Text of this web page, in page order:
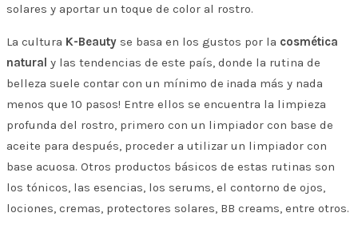
solares y aportar un toque de color al rostro.
La cultura K-Beauty se basa en los gustos por la cosmética
natural y las tendencias de este país, donde la rutina de
belleza suele contar con un mínimo de ¡nada más y nada
menos que 10 pasos! Entre ellos se encuentra la limpieza
profunda del rostro, primero con un limpiador con base de
aceite para después, proceder a utilizar un limpiador con
base acuosa. Otros productos básicos de estas rutinas son
los tónicos, las esencias, los serums, el contorno de ojos,
lociones, cremas, protectores solares, BB creams, entre otros.